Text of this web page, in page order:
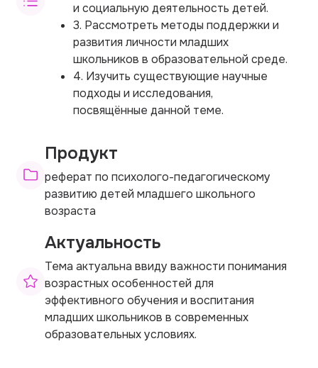
и социальную деятельность детей.
3. Рассмотреть методы поддержки и
развития личности младших
школьников в образовательной среде.
4. Изучить существующие научные
подходы и исследования,
посвящённые данной теме.
Продукт
реферат по психолого-педагогическому
развитию детей младшего школьного
возраста
Актуальность
Тема актуальна ввиду важности понимания
возрастных особенностей для
эффективного обучения и воспитания
младших школьников в современных
образовательных условиях.